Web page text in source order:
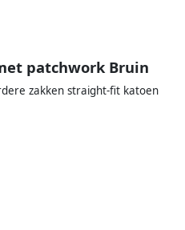
patchwork Bruin
zakken straight-fit katoen